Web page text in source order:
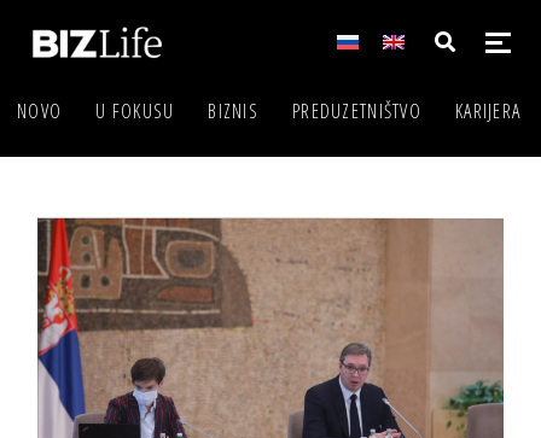
NOVO U FOKUSU BIZNIS PREDUZETNIŠTVO KARIJERA